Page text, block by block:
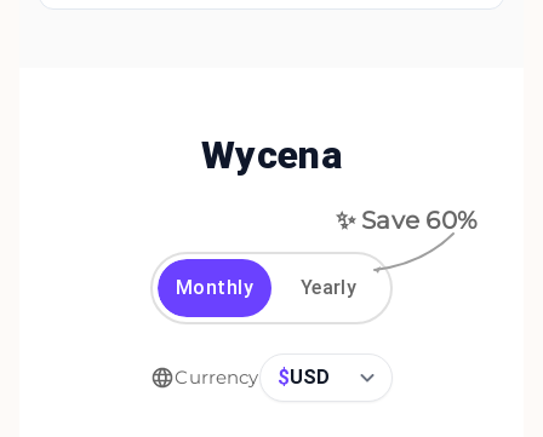
Wycena
✨ Save 60%
Monthly Yearly
Currency $USD